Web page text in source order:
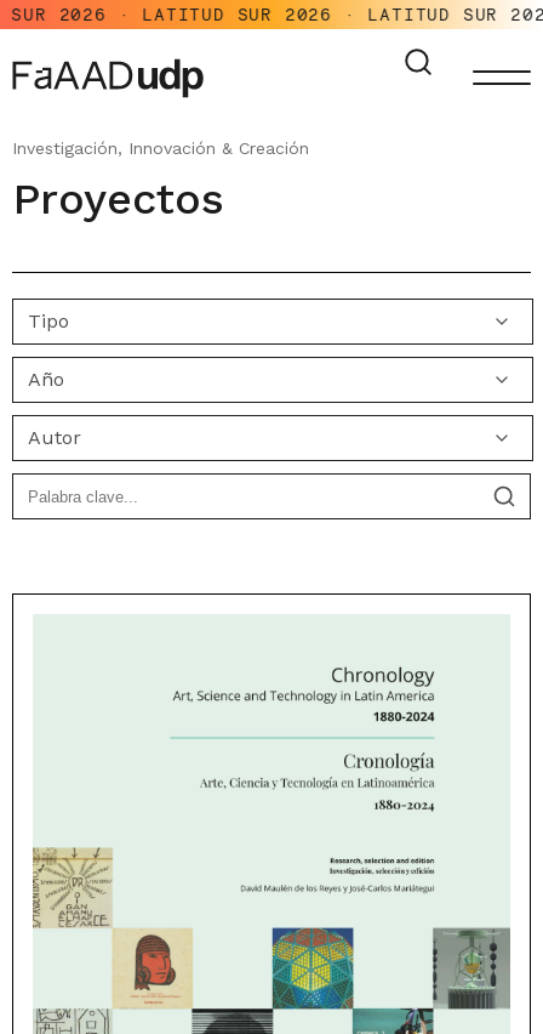
2026 · LATITUD SUR 2026 · LATITUD SUR
Investigación, Innovación & Creación
Proyectos
Tipo
Año
Autor